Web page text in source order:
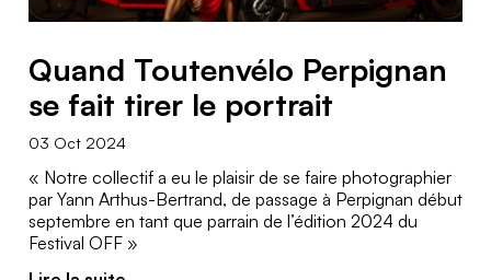
Quand Toutenvélo Perpignan
se fait tirer le portrait
03 Oct 2024
« Notre collectif a eu le plaisir de se faire photographier
par Yann Arthus-Bertrand, de passage à Perpignan début
septembre en tant que parrain de l’édition 2024 du
Festival OFF »